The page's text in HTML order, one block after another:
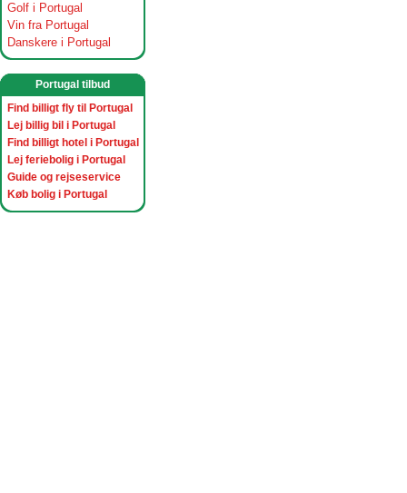
Golf i Portugal
Vin fra Portugal
Danskere i Portugal
Portugal tilbud
Find billigt fly til Portugal
Lej billig bil i Portugal
Find billigt hotel i Portugal
Lej feriebolig i Portugal
Guide og rejseservice
Køb bolig i Portugal